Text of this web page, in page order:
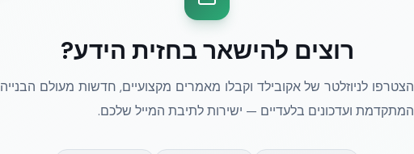
רוצים להישאר בחזית הידע?
הצטרפו לניוזלטר של אקובילד וקבלו מאמרים מקצועיים, חדשות מעולם הבנייה
המתקדמת ועדכונים בלעדיים — ישירות לתיבת המייל שלכם.